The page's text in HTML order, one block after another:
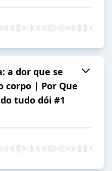
a dor que se
corpo | Por Que
tudo dói #1